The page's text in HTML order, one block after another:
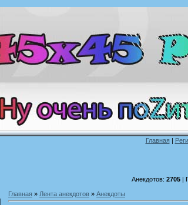
Главная|
Анекдотов: 2705|
Главная » Лента анекдотов » Анекдоты